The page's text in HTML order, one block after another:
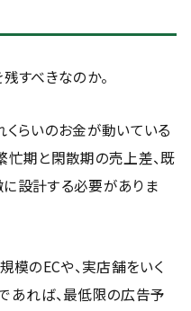
すべきなのか。
らいのお金が動いている
忙期と閑散期の売上差、既
設計する必要がありま
模のECや、実店舗をいく
あれば、最低限の広告予